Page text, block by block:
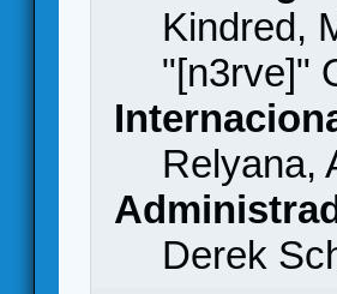
Kindred,
"[n3rve]"
Relyana,
Derek